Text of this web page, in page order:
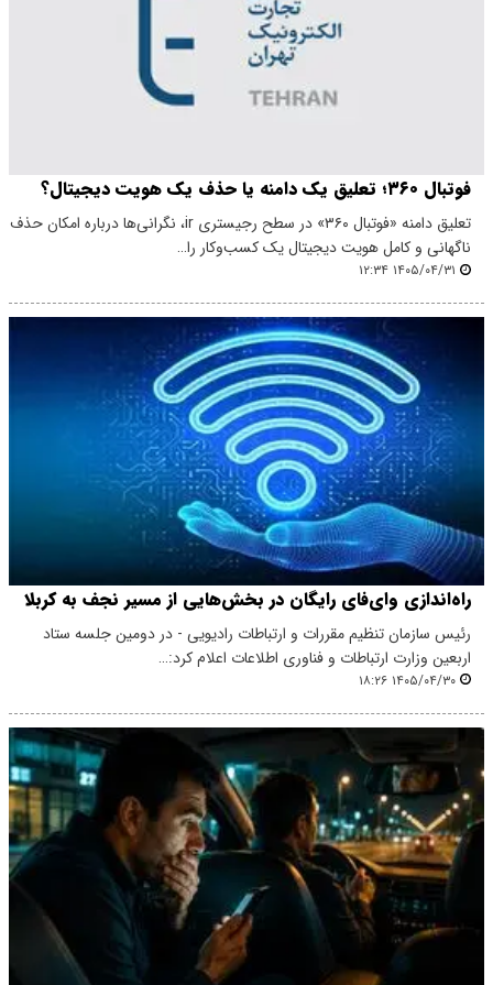
فوتبال ۳۶۰؛ تعلیق یک دامنه یا حذف یک هویت دیجیتال؟
تعلیق دامنه «فوتبال ۳۶۰» در سطح رجیستری ‎ir، نگرانی‌ها درباره امکان حذف
ناگهانی و کامل هویت دیجیتال یک کسب‌وکار را…
۱۴۰۵/۰۴/۳۱ ۱۲:۳۴
راه‌اندازی وای‌فای رایگان در بخش‌هایی از مسیر نجف به کربلا
رئیس سازمان تنظیم مقررات و ارتباطات رادیویی - در دومین جلسه ستاد
اربعین وزارت ارتباطات و فناوری اطلاعات اعلام کرد:…
۱۴۰۵/۰۴/۳۰ ۱۸:۲۶